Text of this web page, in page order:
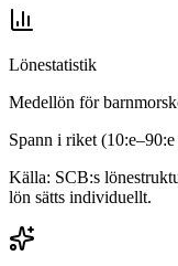
Lönestatistik
Medellön för
Spann i riket
Källa: SCB:s
lön sätts individuellt.